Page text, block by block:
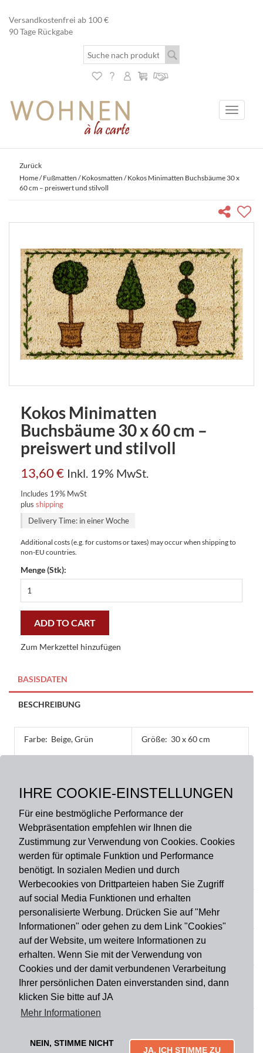
IHRE COOKIE-EINSTELLUNGEN
Für eine bestmögliche Performance der
Webpräsentation empfehlen wir Ihnen die
Zustimmung zur Verwendung von Cookies. Cookies
werden für optimale Funktion und Performance
benötigt. In sozialen Medien und durch
Werbecookies von Drittparteien haben Sie Zugriff
auf social Media Funktionen und erhalten
personalisierte Werbung. Drücken Sie auf "Mehr
Informationen" oder gehen zu dem Link "Cookies"
auf der Website, um weitere Informationen zu
erhalten. Wenn Sie mit der Verwendung von
Cookies und der damit verbundenen Verarbeitung
Ihrer persönlichen Daten einverstanden sind, dann
klicken Sie bitte auf JA
Mehr Informationen
NEIN, STIMME NICHT
JA, ICH STIMME ZU
Versandkostenfrei ab 100 €
90 Tage Rückgabe
Toggle
Zurück
Home/Fußmatten /Kokosmatten / Kokos Minimatten Buchsbäume 30 x
60 cm – preiswert und stilvoll
Kokos Minimatten
Buchsbäume 30 x 60 cm –
preiswert und stilvoll
13,60€ Inkl. 19% MwSt.
Includes 19% MwSt
plus shipping
Delivery Time: in einer Woche
Additional costs (e.g. for customs or taxes) may occur when shipping to
non-EU countries.
Menge (Stk):
Minimatten
60
preiswert
und
stilvoll
ADD TO CART
Zum Merkzettel hinzufügen
BASISDATEN
BESCHREIBUNG
Farbe: Beige, Grün Größe: 30 x 60 cm
Rückseite: PVC
Zahlungsart
Versandart
Du findest uns auch auf
Informationen
Impressum Widerruf
Mytailor croodles